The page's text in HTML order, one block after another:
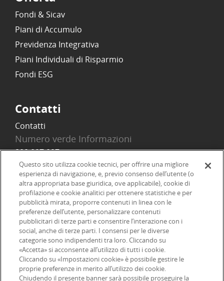
Fondi & Sicav
Piani di Accumulo
Previdenza Integrativa
Piani Individuali di Risparmio
Fondi ESG
Contatti
Contatti
Numero verde Informazioni
800 097 097
Email
info@onlinesim.it
Social
©2026 Online SIM, società del gruppo bancario ERSEL - P.IVA
12927410154
Questo sito utilizza cookie tecnici, per offrire una migliore
esperienza di navigazione, e, previo consenso dell’utente (o
altra appropriata base giuridica, ove applicabile), cookie di
profilazione e cookie analitici per ottenere statistiche e per
pubblicità mirata, proporre contenuti in linea con le
preferenze dell’utente, personalizzare contenuti
pubblicitari di terze parti e consentire l’interazione con i
social, anche di terze parti. I consensi per le diverse
categorie sono indipendenti tra loro. Cliccando su
«Accetta» si acconsente all’utilizzo di tutti i cookie.
Cliccando su «Impostazioni cookie» è possibile gestire le
proprie preferenze in merito all’utilizzo dei cookie.
Chiudendo il presente banner sarà possibile proseguire la